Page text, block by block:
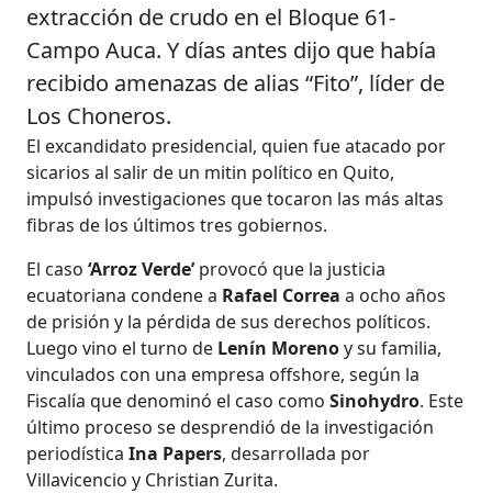
extracción de crudo en el Bloque 61-
Campo Auca. Y días antes dijo que había
recibido amenazas de alias “Fito”, líder de
Los Choneros.
El excandidato presidencial, quien fue atacado por
sicarios al salir de un mitin político en Quito,
impulsó investigaciones que tocaron las más altas
fibras de los últimos tres gobiernos.
El caso ‘Arroz Verde’provocó que la justicia
ecuatoriana condene a Rafael Correa a ocho años
de prisión y la pérdida de sus derechos políticos.
Luego vino el turno de Lenín Morenoy su familia,
vinculados con una empresa offshore, según la
Fiscalía que denominó el caso comoSinohydro. Este
último proceso se desprendió de la investigación
periodísticaIna Papers, desarrollada por
Villavicencio y Christian Zurita.